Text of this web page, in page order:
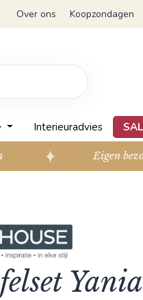
Over ons Koopzondagen
Interieuradvies
Eigen